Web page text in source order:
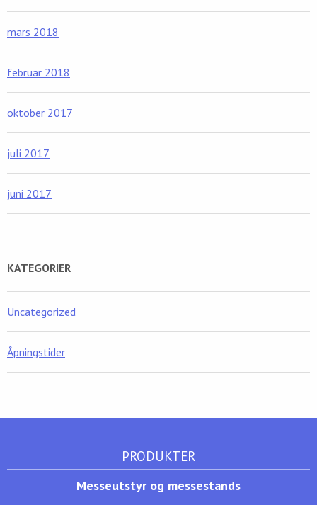
mars 2018
februar 2018
oktober 2017
juli 2017
juni 2017
KATEGORIER
Uncategorized
Åpningstider
PRODUKTER
Messeutstyr og messestands